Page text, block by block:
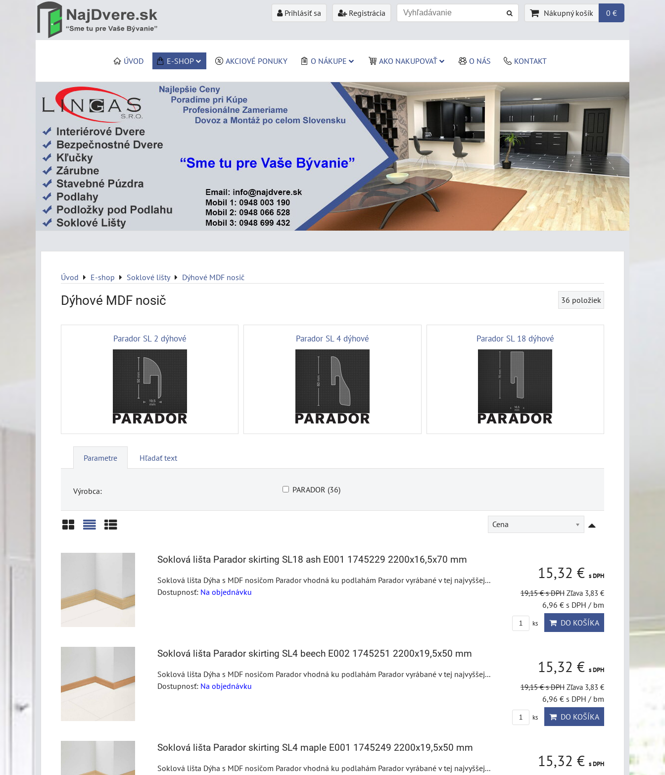
Prihlásiť sa Registrácia Nákupný košík 0 €
ÚVOD E-SHOP AKCIOVÉ PONUKY O NÁKUPE AKO NAKUPOVAŤ O NÁS KONTAKT
Úvod E-shop Soklové lišty Dýhové MDF nosič
Dýhové MDF nosič 36 položiek
Parador SL 2 dýhové Parador SL 4 dýhové Parador SL 18 dýhové
Parametre Hľadať text
Výrobca: PARADOR (36)
Cena
Soklová lišta Parador skirting SL18 ash E001 1745229 2200x16,5x70 mm
Soklová lišta Dýha s MDF nosičom Parador vhodná ku podlahám Parador vyrábané v tej najvyššej...
Dostupnosť: Na objednávku
15,32 € s DPH
19,15 €s DPH Zľava 3,83 €
6,96 € s DPH / bm
ks DO KOŠÍKA
Soklová lišta Parador skirting SL4 beech E002 1745251 2200x19,5x50 mm
Soklová lišta Dýha s MDF nosičom Parador vhodná ku podlahám Parador vyrábané v tej najvyššej...
Dostupnosť: Na objednávku
15,32 € s DPH
19,15 €s DPH Zľava 3,83 €
6,96 € s DPH / bm
ks DO KOŠÍKA
Soklová lišta Parador skirting SL4 maple E001 1745249 2200x19,5x50 mm
Soklová lišta Dýha s MDF nosičom Parador vhodná ku podlahám Parador vyrábané v tej najvyššej...
15,32 € s DPH